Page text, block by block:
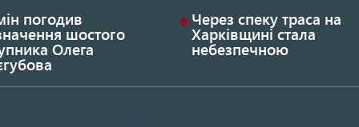
погодив
шостого
Олега
Через спеку траса на
Харківщині стала
небезпечною